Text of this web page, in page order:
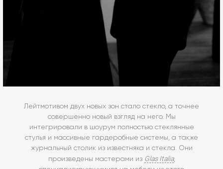
Лейтмотивом двух новых зон стало стекло, а точнее
совершенно новый взгляд на него. Мы
интегрировали в шоурум полностью стеклянные
стулья и массивные гардеробные системы, а также
журнальный столик из известняка и стекла. Они
произведены мастерами из Glas Italia,